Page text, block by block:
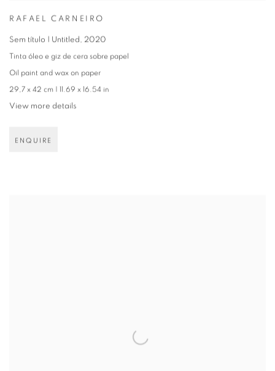
RAFAEL CARNEIRO
Sem título | Untitled, 2020
Tinta óleo e giz de cera sobre papel
Oil paint and wax on paper
29,7 x 42 cm | 11.69 x 16.54 in
View more details
ENQUIRE